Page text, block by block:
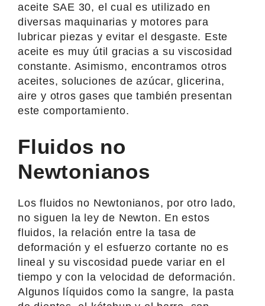
aceite SAE 30, el cual es utilizado en
diversas maquinarias y motores para
lubricar piezas y evitar el desgaste. Este
aceite es muy útil gracias a su viscosidad
constante. Asimismo, encontramos otros
aceites, soluciones de azúcar, glicerina,
aire y otros gases que también presentan
este comportamiento.
Fluidos no
Newtonianos
Los fluidos no Newtonianos, por otro lado,
no siguen la ley de Newton. En estos
fluidos, la relación entre la tasa de
deformación y el esfuerzo cortante no es
lineal y su viscosidad puede variar en el
tiempo y con la velocidad de deformación.
Algunos líquidos como la sangre, la pasta